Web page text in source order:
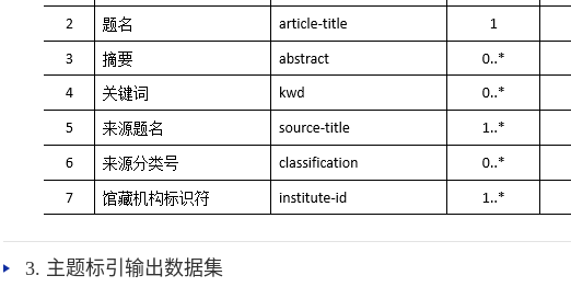
3. 主题标引输出数据集